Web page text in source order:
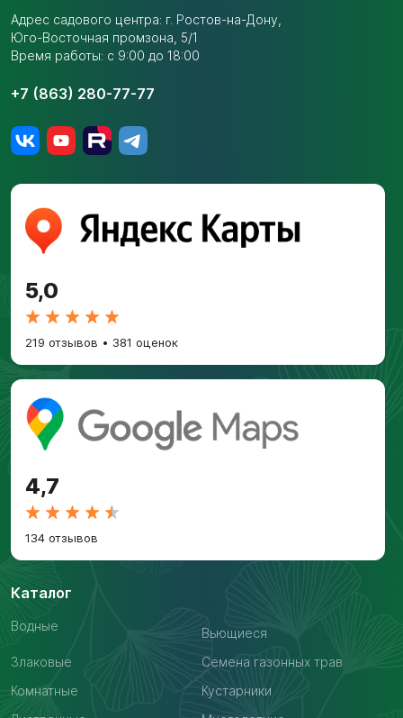
Адрес садового центра: г. Ростов-на-Дону,
Юго-Восточная промзона, 5/1
Время работы: с 9:00 до 18:00
+7 (863) 280-77-77
5,0
219 отзывов • 381 оценок
4,7
134 отзывов
Каталог
Водные
Вьющиеся
Злаковые
Семена газонных трав
Комнатные
Кустарники